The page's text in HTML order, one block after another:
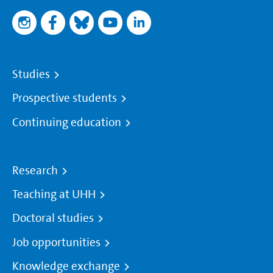
Vortragsreihe
Ereignisse und Erinnerungen. Neue Forschungen zur
Zeitgeschichte Hamburgs
Vortragsreihe derForschungsstelle für Zeitgeschichte in
Studies
Prospective students
Continuing education
Research
Teaching at UHH
Doctoral studies
Job opportunities
Knowledge exchange